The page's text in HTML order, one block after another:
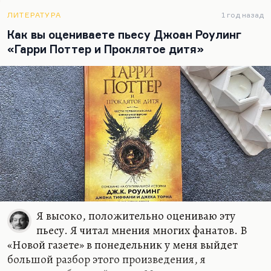
принципами». Когда все замерли, думая, что это
произошел поворот в правительстве, а вот Козлов
взял и написал очень резкую и язвительную
статью «Не могу молчать».
Я знал его как очень сильного публициста. Он
замечательно писал,…
ЛИТЕРАТУРА 1 год назад
Как вы оцениваете пьесу Джоан Роулинг
«Гарри Поттер и Проклятое дитя»
Я высоко, положительно оцениваю эту
пьесу. Я читал мнения многих фанатов. В
«Новой газете» в понедельник у меня выйдет
большой разбор этого произведения, я